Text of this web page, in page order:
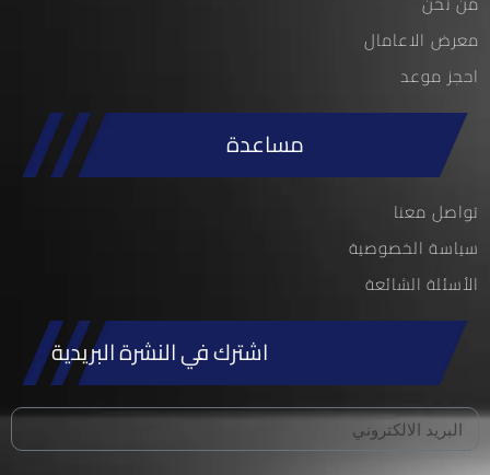
معرض الاعامال
احجز موعد
مساعدة
تواصل معنا
سياسة الخصوصية
الأسئلة الشائعة
اشترك في النشرة البريدية